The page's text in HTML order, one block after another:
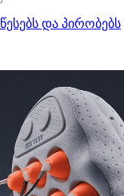
წესებს და პირობებს